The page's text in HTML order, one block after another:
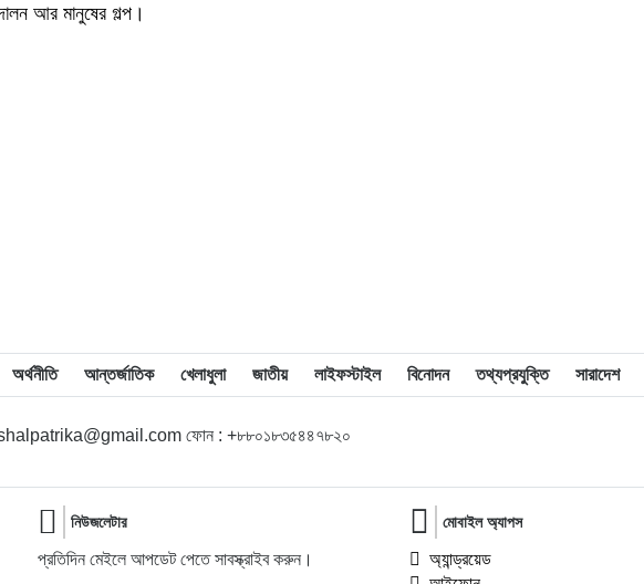
আর মানুষের গল্প।
আল-আরাফাহ্ ইসলামী ব্যাংকের বিসিএমডি
প্রধান হলেন মাসুম মিজান
১৫
কাউনিয়া পুলিশের অভিযানে ৮০০ পিস
অর্থনীতি আন্তর্জাতিক খেলাধুলা জাতীয় লাইফস্টাইল বিনোদন তথ্যপ্রযুক্তি সারাদেশ
ফোন : +৮৮০১৮৩৫৪৪৭৮২০
নিউজলেটার
প্রতিদিন মেইলে আপডেট পেতে সাবস্ক্রাইব করুন।
মোবাইল অ্যাপস
অ্যান্ড্রয়েড